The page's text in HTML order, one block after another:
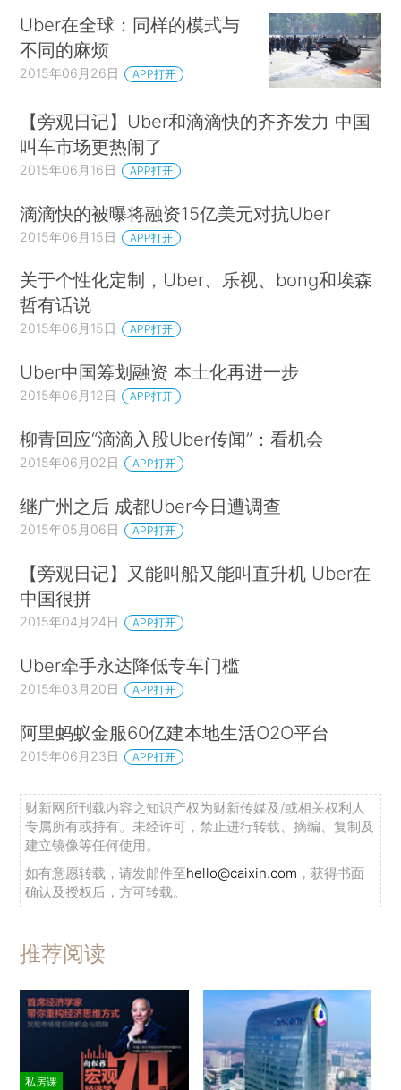
Uber在全球：同样的模式与
不同的麻烦
2015年06月26日 APP打开
【旁观日记】Uber和滴滴快的齐齐发力 中国
叫车市场更热闹了
2015年06月16日 APP打开
滴滴快的被曝将融资15亿美元对抗Uber
2015年06月15日 APP打开
关于个性化定制，Uber、乐视、bong和埃森
哲有话说
2015年06月15日 APP打开
Uber中国筹划融资 本土化再进一步
2015年06月12日 APP打开
柳青回应“滴滴入股Uber传闻”：看机会
2015年06月02日 APP打开
继广州之后 成都Uber今日遭调查
2015年05月06日 APP打开
【旁观日记】又能叫船又能叫直升机 Uber在
中国很拼
2015年04月24日 APP打开
Uber牵手永达降低专车门槛
2015年03月20日 APP打开
阿里蚂蚁金服60亿建本地生活O2O平台
2015年06月23日 APP打开
财新网所刊载内容之知识产权为财新传媒及/或相关权利人
专属所有或持有。未经许可，禁止进行转载、摘编、复制及
建立镜像等任何使用。
如有意愿转载，请发邮件至hello@caixin.com ，获得书面
确认及授权后，方可转载。
推荐阅读
私房课